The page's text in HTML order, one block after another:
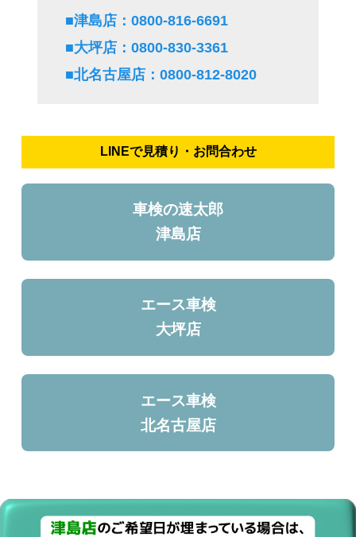
■津島店：0800-816-6691
■大坪店：0800-830-3361
■北名古屋店：0800-812-8020
LINEで見積り・お問合わせ
車検の速太郎
津島店
エース車検
大坪店
エース車検
北名古屋店